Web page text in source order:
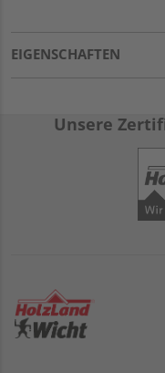
EIGENSCHAFTEN
Unsere